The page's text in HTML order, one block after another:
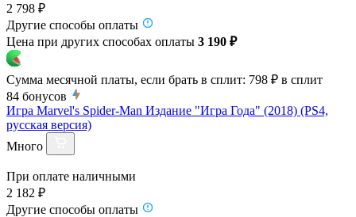
2 798 ₽
Другие способы оплаты
Цена при других способах оплаты 3 190 ₽
Сумма месячной платы, если брать в сплит: 798 ₽ в сплит
84 бонусов
Игра Marvel's Spider-Man Издание "Игра Года" (2018) (PS4,
русская версия)
Много
При оплате наличными
2 182 ₽
Другие способы оплаты